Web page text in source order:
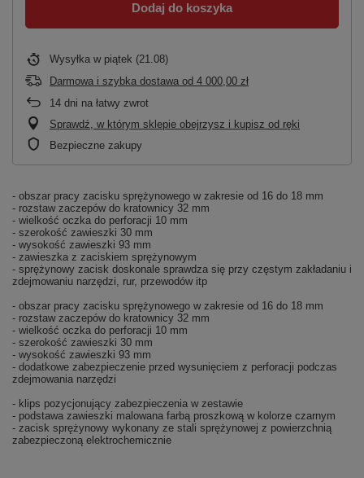
Dodaj do koszyka
Wysyłka w piątek (21.08)
Darmowa i szybka dostawa od 4 000,00 zł
14 dni na łatwy zwrot
Sprawdź, w którym sklepie obejrzysz i kupisz od ręki
Bezpieczne zakupy
- obszar pracy zacisku sprężynowego w zakresie od 16 do 18 mm
- rozstaw zaczepów do kratownicy 32 mm
- wielkość oczka do perforacji 10 mm
- szerokość zawieszki 30 mm
- wysokość zawieszki 93 mm
- zawieszka z zaciskiem sprężynowym
- sprężynowy zacisk doskonale sprawdza się przy częstym zakładaniu i
zdejmowaniu narzędzi, rur, przewodów itp
- obszar pracy zacisku sprężynowego w zakresie od 16 do 18 mm
- rozstaw zaczepów do kratownicy 32 mm
- wielkość oczka do perforacji 10 mm
- szerokość zawieszki 30 mm
- wysokość zawieszki 93 mm
- dodatkowe zabezpieczenie przed wysunięciem z perforacji podczas
zdejmowania narzędzi
- klips pozycjonujący zabezpieczenia w zestawie
- podstawa zawieszki malowana farbą proszkową w kolorze czarnym
- zacisk sprężynowy wykonany ze stali sprężynowej z powierzchnią
zabezpieczoną elektrochemicznie